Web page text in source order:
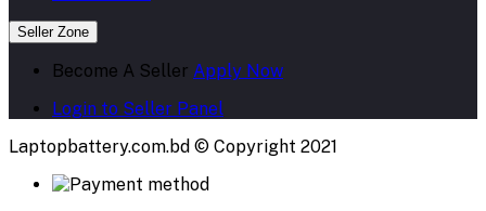
Seller Zone
Become A Seller Apply Now
Login to Seller Panel
Laptopbattery.com.bd © Copyright 2021